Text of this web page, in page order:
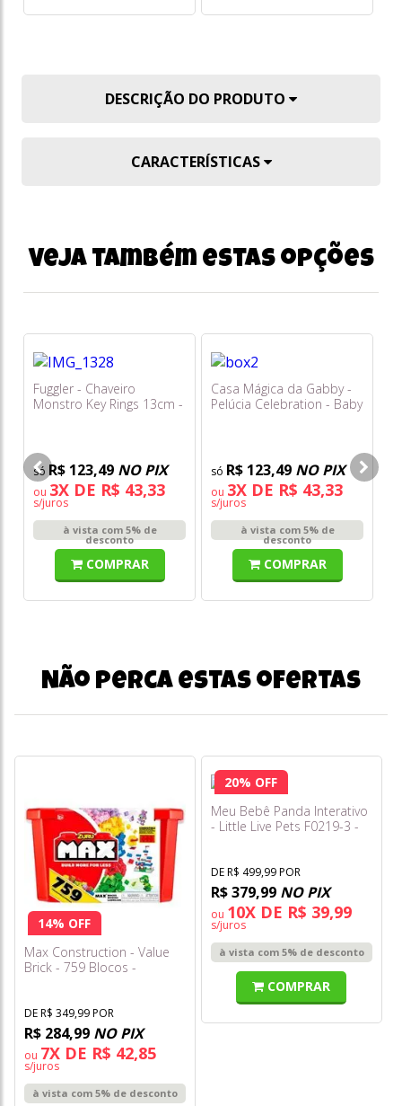
DESCRIÇÃO DO PRODUTO
CARACTERÍSTICAS
Veja também estas opções
Fuggler - Chaveiro
Monstro Key Rings 13cm -
R$ 123,49 NO PIX
ou 3X DE R$ 43,33
s/juros
à vista com 5% de
desconto
COMPRAR
Casa Mágica da Gabby -
Pelúcia Celebration - Baby
R$ 123,49 NO PIX
ou 3X DE R$ 43,33
s/juros
à vista com 5% de
desconto
COMPRAR
Não perca estas ofertas
14% OFF
Max Construction - Value
Brick - 759 Blocos -
DE R$ 349,99 POR
R$ 284,99 NO PIX
ou 7X DE R$ 42,85
s/juros
à vista com 5% de desconto
20% OFF
Meu Bebê Panda Interativo
- Little Live Pets F0219-3 -
DE R$ 499,99 POR
R$ 379,99 NO PIX
ou 10X DE R$ 39,99
s/juros
à vista com 5% de desconto
COMPRAR